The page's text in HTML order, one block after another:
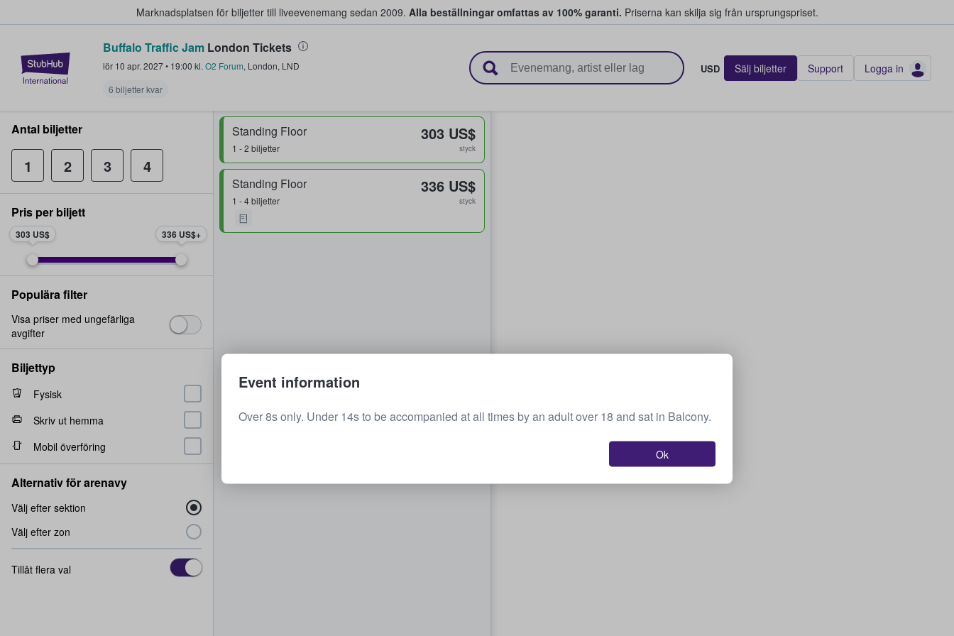
Marknadsplatsen för biljetter till liveevenemang sedan 2009. Alla beställningar omfattas av 100% garanti. Priserna kan skilja sig från ursprungspriset.
StubHub – där fans köper och säljer biljetter.
Buffalo Traffic Jam London Tickets
lör 10 apr. 2027• 19:00 kl. O2 Forum, London, LND
6 biljetter kvar
USD Sälj biljetter Support Logga in
Standing Floor
1 - 2 biljetter
303 US$
styck
Standing Floor
1 - 4 biljetter
336 US$
styck
Antal biljetter
1 2 3 4
Pris per biljett
303 US$ 336 US$
Populära filter
Visa priser med ungefärliga
avgifter
Biljettyp
Fysisk
Skriv ut hemma
Mobil överföring
Alternativ för arenavy
Välj efter sektion
Välj efter zon
Tillåt flera val
Event information
Over 8s only. Under 14s to be accompanied at all times by an adult over 18 and sat in Balcony.
Ok